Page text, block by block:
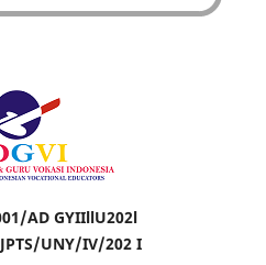
AD GYIIllU202l
UNY/IV/202 I